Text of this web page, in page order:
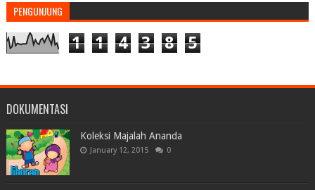
PENGUNJUNG
1 1 4 3 8 5
DOKUMENTASI
Koleksi Majalah Ananda
January 12, 2015 0